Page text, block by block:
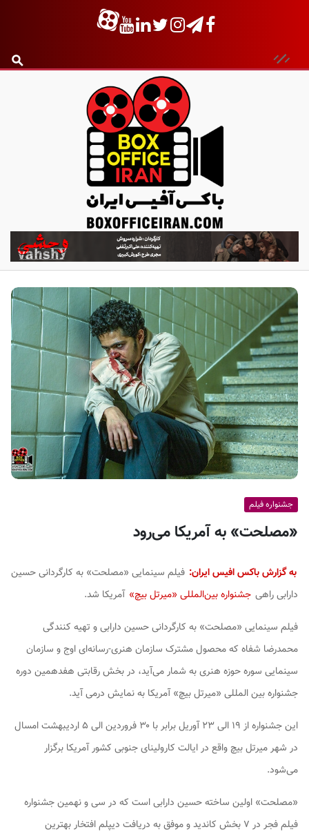
ب
ا
ک
س
آ
ف
س
ی
ر
ا
ن
جشنواره فیلم
«مصلحت» به آمریکا می‌رود
به گزارش باکس افیس ایران: فیلم سینمایی «مصلحت» به کارگردانی حسین
دارابی راهی جشنواره بین‌المللی «میرتل بیچ» آمریکا شد.
فیلم سینمایی «مصلحت» به کارگردانی حسین دارابی و تهیه کنندگی
محمدرضا شفاه که محصول مشترک سازمان هنری-رسانه‌ای اوج و سازمان
سینمایی سوره حوزه هنری به شمار می‌آید، در بخش رقابتی هفدهمین دوره
جشنواره بین المللی «میرتل بیچ» آمریکا به نمایش درمی آید.
این جشنواره از ۱۹ الی ۲۳ آوریل برابر با ۳۰ فروردین الی ۵ اردیبهشت امسال
در شهر میرتل بیچ واقع در ایالت کارولینای جنوبی کشور آمریکا برگزار
می‌شود.
«مصلحت» اولین ساخته حسین دارابی است که در سی و نهمین جشنواره
فیلم فجر در ۷ بخش کاندید و موفق به دریافت دیپلم افتخار بهترین